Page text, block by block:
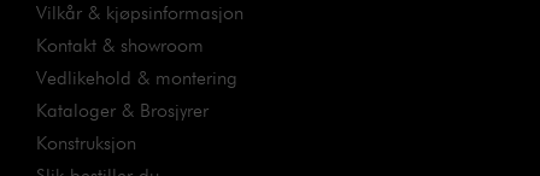
Vilkår & kjøpsinformasjon
Kontakt & showroom
Vedlikehold & montering
Kataloger & Brosjyrer
Konstruksjon